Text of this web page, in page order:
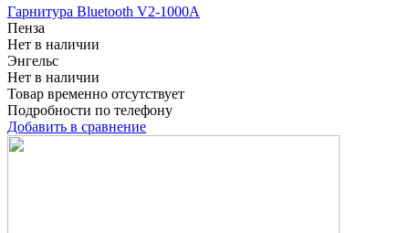
Гарнитура Bluetooth V2-1000A
Пенза
Нет в наличии
Энгельс
Нет в наличии
Товар временно отсутствует
Подробности по телефону
Добавить в сравнение